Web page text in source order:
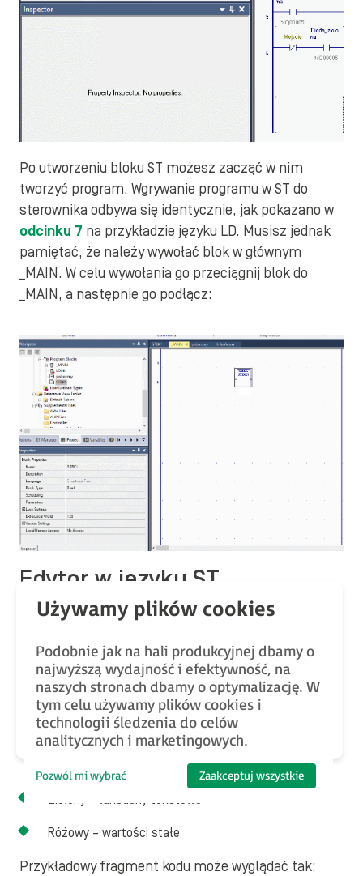
Po utworzeniu bloku ST możesz zacząć w nim
tworzyć program. Wgrywanie programu w ST do
sterownika odbywa się identycznie, jak pokazano w
odcinku 7 na przykładzie języku LD. Musisz jednak
pamiętać, że należy wywołać blok w głównym
_MAIN. W celu wywołania go przeciągnij blok do
_MAIN, a następnie go podłącz:
Edytor w języku ST
W celu ułatwienia czytelności programu edytor
języka ST stosuje kolorowanie składni:
Niebieski – polecenia, słowa kluczowe
Brązowy – zmienne już zdefiniowane
Czarny, pogrubiony, kursywa– zmienne jeszcze
Zielony – łańcuchy tekstowe
Różowy – wartości stałe
Przykładowy fragment kodu może wyglądać tak:
Podobnie jak na hali produkcyjnej dbamy o
najwyższą wydajność i efektywność, na
naszych stronach dbamy o optymalizację. W
tym celu używamy plików cookies i
technologii śledzenia do celów
analitycznych i marketingowych.
Pozwól mi wybrać Zaakceptuj wszystkie